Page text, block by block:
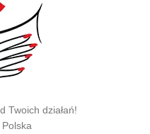
Twoich działań!